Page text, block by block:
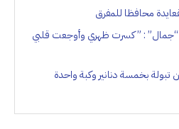
محافظا للمفرق
“جمال” : ” كسرت ظهري وأوجعت قلبي
بخمسة دنانير وكبة واحدة